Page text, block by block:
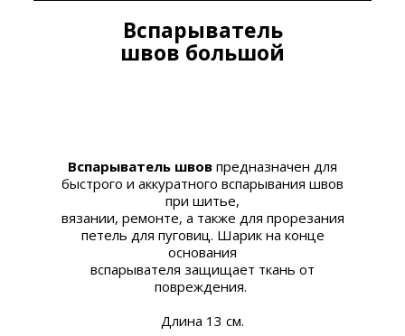
Вспарыватель
швов большой
Вспарыватель швов предназначен для
быстрого и аккуратного вспарывания швов
при шитье,
вязании, ремонте, а также для прорезания
петель для пуговиц. Шарик на конце
основания
вспарывателя защищает ткань от
повреждения.
Длина 13 см.